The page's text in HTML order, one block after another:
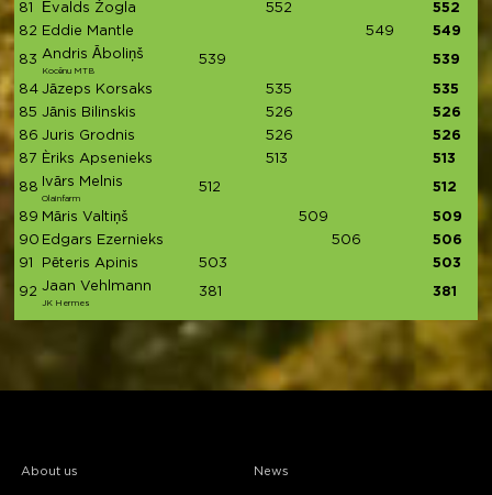
81
Ēvalds Žogla 552
552
82
Eddie Mantle 549 549
83 Andris Āboliņš
Kocēnu MTB
539 539
84 Jāzeps Korsaks 535
535
85 Jānis Bilinskis 526
526
86 Juris Grodnis 526
526
87
Èriks Apsenieks 513 513
88 Ivārs Melnis
Olainfarm
512 512
89 Māris Valtiņš 509
509
90 Edgars Ezernieks 506
506
91
Pēteris Apinis 503 503
92 Jaan Vehlmann
JK Hermes
381 381
About us News